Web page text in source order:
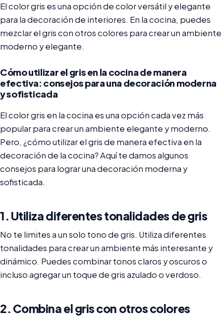
El color gris es una opción de color versátil y elegante
para la decoración de interiores. En la cocina, puedes
mezclar el gris con otros colores para crear un ambiente
moderno y elegante.
Cómo utilizar el gris en la cocina de manera
efectiva: consejos para una decoración moderna
y sofisticada
El color gris en la cocina es una opción cada vez más
popular para crear un ambiente elegante y moderno.
Pero, ¿cómo utilizar el gris de manera efectiva en la
decoración de la cocina? Aquí te damos algunos
consejos para lograr una decoración moderna y
sofisticada.
1. Utiliza diferentes tonalidades de gris
No te limites a un solo tono de gris. Utiliza diferentes
tonalidades para crear un ambiente más interesante y
dinámico. Puedes combinar tonos claros y oscuros o
incluso agregar un toque de gris azulado o verdoso.
2. Combina el gris con otros colores